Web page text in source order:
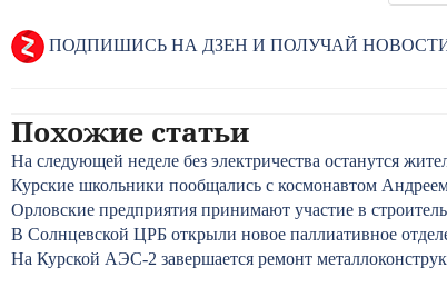
ПОДПИШИСЬ НА ДЗЕН И ПОЛУЧАЙ
Похожие статьи
На следующей неделе без электричества останутся
Курские школьники пообщались с космонавтом
Орловские предприятия принимают участие в
В Солнцевской ЦРБ открыли новое паллиативное
На Курской АЭС-2 завершается ремонт